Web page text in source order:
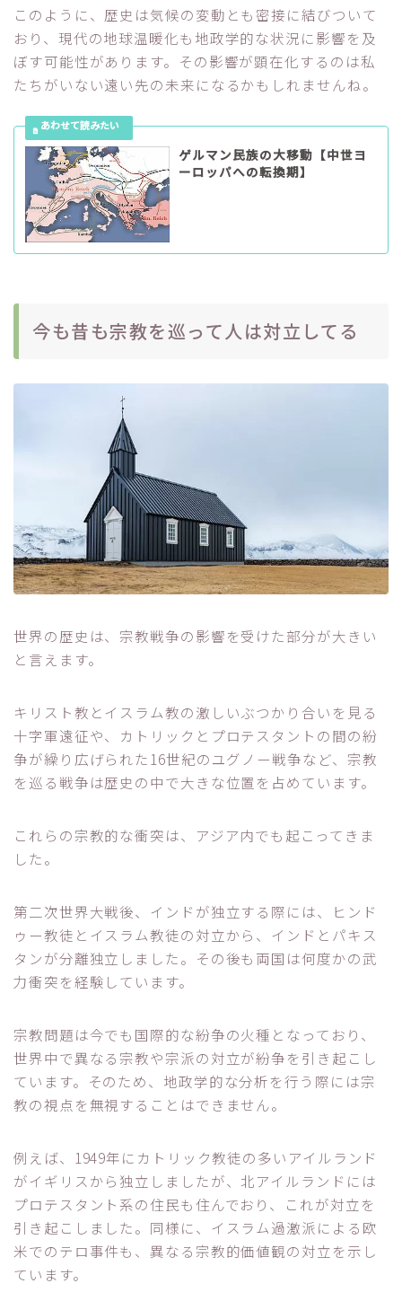
このように、歴史は気候の変動とも密接に結びついて
おり、現代の地球温暖化も地政学的な状況に影響を及
ぼす可能性があります。その影響が顕在化するのは私
たちがいない遠い先の未来になるかもしれませんね。
ゲルマン民族の大移動【中世ヨ
ーロッパへの転換期】
今も昔も宗教を巡って人は対立してる
世界の歴史は、宗教戦争の影響を受けた部分が大きい
と言えます。
キリスト教とイスラム教の激しいぶつかり合いを見る
十字軍遠征や、カトリックとプロテスタントの間の紛
争が繰り広げられた16世紀のユグノー戦争など、宗教
を巡る戦争は歴史の中で大きな位置を占めています。
これらの宗教的な衝突は、アジア内でも起こってきま
した。
第二次世界大戦後、インドが独立する際には、ヒンド
ゥー教徒とイスラム教徒の対立から、インドとパキス
タンが分離独立しました。その後も両国は何度かの武
力衝突を経験しています。
宗教問題は今でも国際的な紛争の火種となっており、
世界中で異なる宗教や宗派の対立が紛争を引き起こし
ています。そのため、地政学的な分析を行う際には宗
教の視点を無視することはできません。
例えば、1949年にカトリック教徒の多いアイルランド
がイギリスから独立しましたが、北アイルランドには
プロテスタント系の住民も住んでおり、これが対立を
引き起こしました。同様に、イスラム過激派による欧
米でのテロ事件も、異なる宗教的価値観の対立を示し
ています。